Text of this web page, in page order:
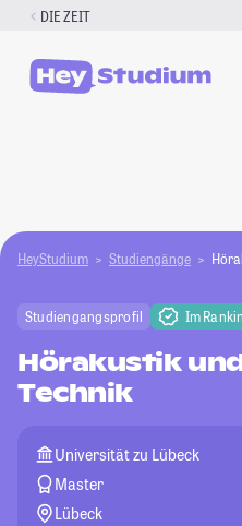
Zum
springen
DIE ZEIT
HeyStudium Studiengänge
Studiengangsprofil Im
Hörakustik
Technik
Universität zu Lübeck
Master
Lübeck